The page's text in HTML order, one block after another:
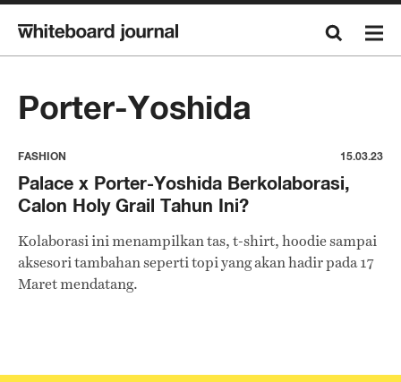
Porter-Yoshida
FASHION 15.03.23
Palace x Porter-Yoshida Berkolaborasi,
Calon Holy Grail Tahun Ini?
Kolaborasi ini menampilkan tas, t-shirt, hoodie sampai
aksesori tambahan seperti topi yang akan hadir pada 17
Maret mendatang.